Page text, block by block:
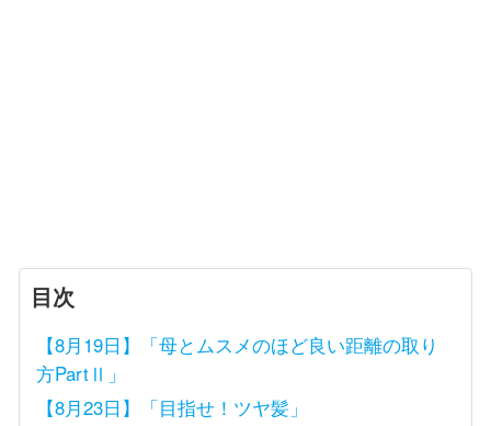
目次
【8月19日】「母とムスメのほど良い距離の取り
方PartⅡ」
【8月23日】「目指せ！ツヤ髪」